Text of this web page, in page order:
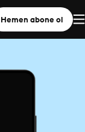
Hemen abone ol